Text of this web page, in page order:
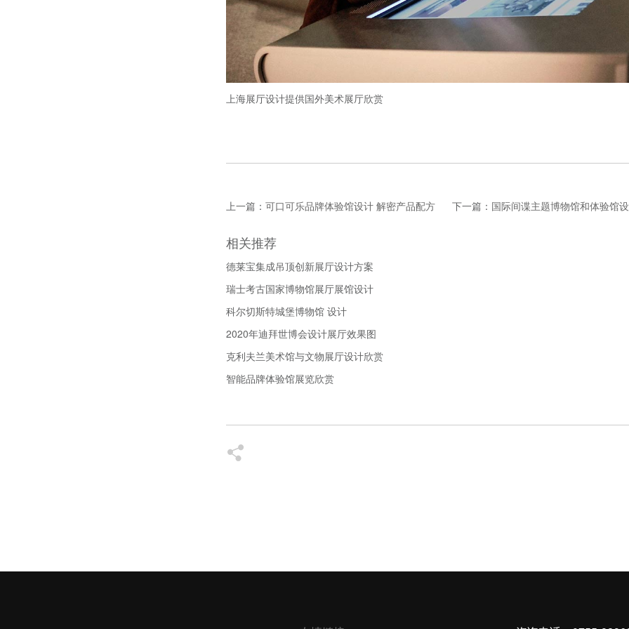
上海展厅设计提供国外美术展厅欣赏
上一篇： 可口可乐品牌体验馆设计 解密产品配方 下一篇： 国际间谍主题博物馆和体验馆
相关推荐
德莱宝集成吊顶创新展厅设计方案
瑞士考古国家博物馆展厅展馆设计
科尔切斯特城堡博物馆 设计
2020年迪拜世博会设计展厅效果图
克利夫兰美术馆与文物展厅设计欣赏
智能品牌体验馆展览欣赏